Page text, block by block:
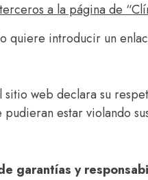
a la página de
quiere introducir un
sitio web declara su
pudieran estar violando
garantías y